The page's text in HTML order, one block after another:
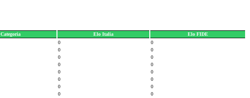
Categoria Elo Italia
Elo FIDE
0
0
0
0
0
0
0
0
0
0
0
0
0
0
0
0